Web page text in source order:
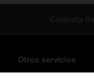
Otros servicios